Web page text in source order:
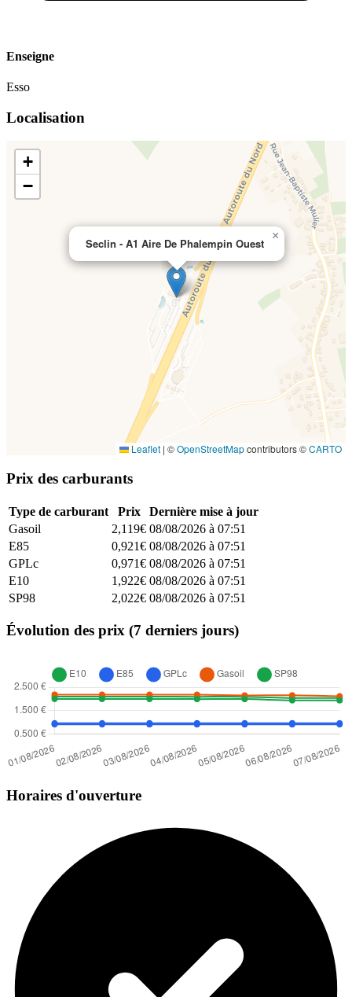
Enseigne
Esso
Localisation
Seclin - A1 Aire De Phalempin Ouest
×
+
−
Leaflet | ©OpenStreetMapcontributors ©CARTO
Prix des carburants
Type de carburant Prix
Dernière mise à jour
Gasoil
2,119€ 08/08/2026 à 07:51
E85
0,921€ 08/08/2026 à 07:51
GPLc
0,971€ 08/08/2026 à 07:51
E10
1,922€ 08/08/2026 à 07:51
SP98
2,022€ 08/08/2026 à 07:51
Évolution des prix (7 derniers jours)
Horaires d'ouverture